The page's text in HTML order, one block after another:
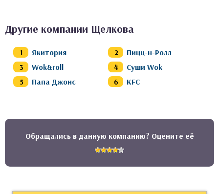
Другие компании Щелкова
Якитория
Пицц-н-Ролл
Wok&roll
Суши Wok
Папа Джонс
KFC
Обращались в данную компанию? Оцените её